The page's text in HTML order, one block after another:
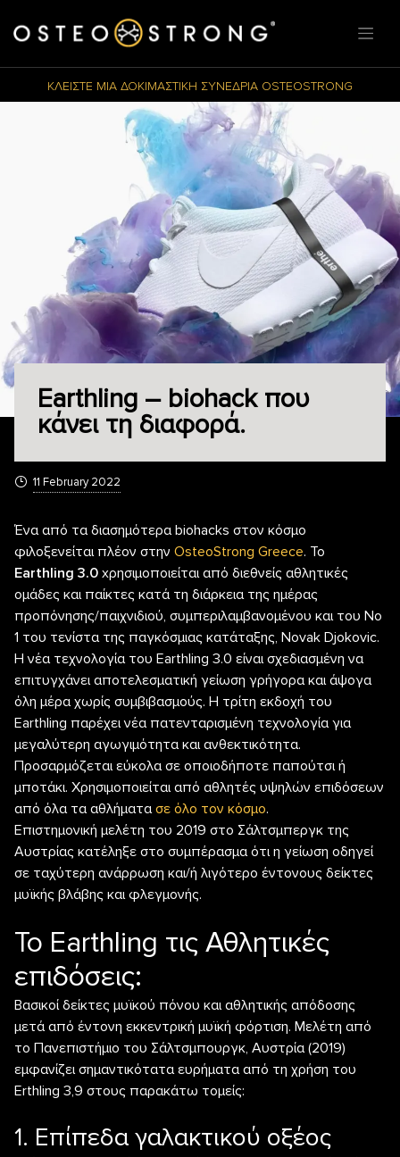
ΚΛΕΙΣΤΕ ΜΙΑ ΔΟΚΙΜΑΣΤΙΚΗ ΣΥΝΕΔΡΙΑ OSTEOSTRONG
Earthling – biohack που
κάνει τη διαφορά.
11 February 2022
Ένα από τα διασημότερα biohacks στον κόσμο
φιλοξενείται πλέον στην OsteoStrong Greece. To
Earthling 3.0 xρησιμοποιείται από διεθνείς αθλητικές
ομάδες και παίκτες κατά τη διάρκεια της ημέρας
προπόνησης/παιχνιδιού, συμπεριλαμβανομένου και του Νο
1 του τενίστα της παγκόσμιας κατάταξης, Novak Djokovic.
Η νέα τεχνολογία του Earthling 3.0 είναι σχεδιασμένη να
επιτυγχάνει αποτελεσματική γείωση γρήγορα και άψογα
όλη μέρα χωρίς συμβιβασμούς. Η τρίτη εκδοχή του
Earthling παρέχει νέα πατενταρισμένη τεχνολογία για
μεγαλύτερη αγωγιμότητα και ανθεκτικότητα.
Προσαρμόζεται εύκολα σε οποιοδήποτε παπούτσι ή
μποτάκι. Χρησιμοποιείται από αθλητές υψηλών επιδόσεων
από όλα τα αθλήματασε όλο τον κόσμο.
Επιστημονική μελέτη του 2019 στο Σάλτσμπεργκ της
Αυστρίας κατέληξε στο συμπέρασμα ότι η γείωση οδηγεί
σε ταχύτερη ανάρρωση και/ή λιγότερο έντονους δείκτες
μυϊκής βλάβης και φλεγμονής.
Το Earthling τις Αθλητικές
επιδόσεις:
Βασικοί δείκτες μυϊκού πόνου και αθλητικής απόδοσης
μετά από έντονη εκκεντρική μυϊκή φόρτιση. Μελέτη από
το Πανεπιστήμιο του Σάλτσμπουργκ, Αυστρία (2019)
εμφανίζει σημαντικότατα ευρήματα από τη χρήση του
Erthling 3,9 στους παρακάτω τομείς:
1. Επίπεδα γαλακτικού οξέος